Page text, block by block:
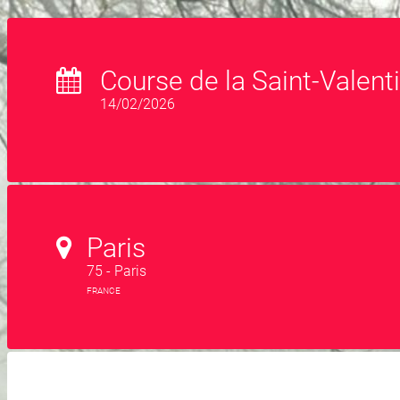
Course de la Saint-
14/02/2026
Paris
75 - Paris
FRANCE